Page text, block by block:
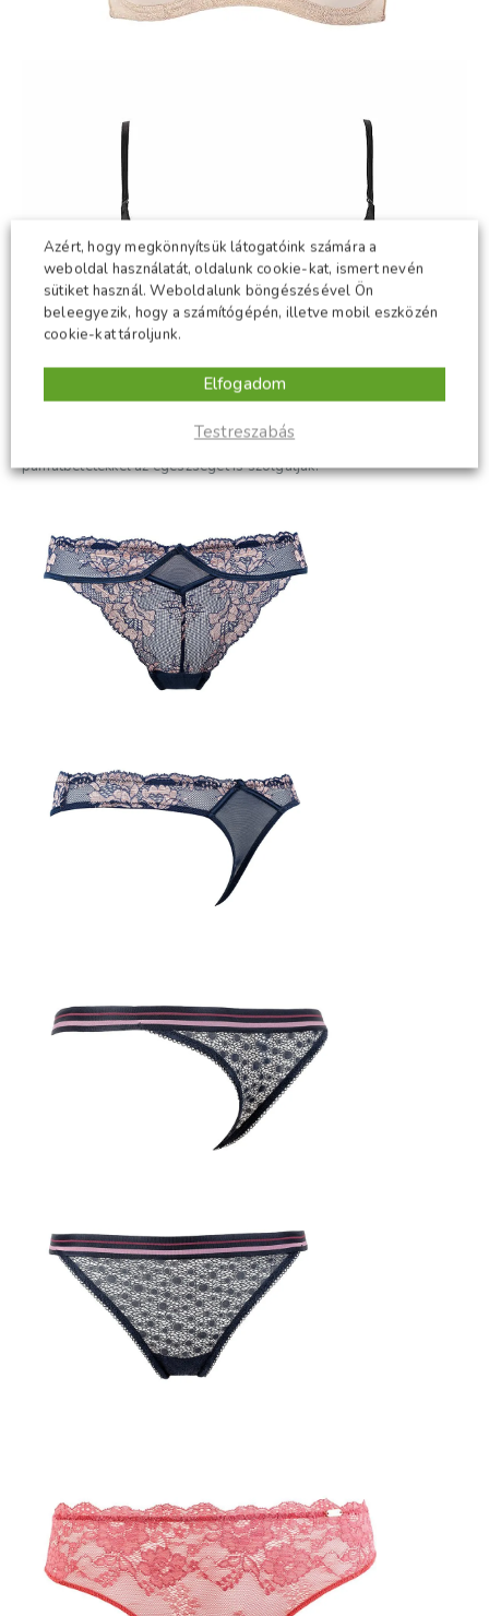
A melegre való tekintettel ilyenkor hasznosak lehetnek a lenge
csipkés darabok, amelyek a megfelelő helyen a szellőzést, de a
pamutbetétekkel az egészséget is szolgálják.
Azért, hogy megkönnyítsük látogatóink számára a
weboldal használatát, oldalunk cookie-kat, ismert nevén
sütiket használ. Weboldalunk böngészésével Ön
beleegyezik, hogy a számítógépén, illetve mobil eszközén
cookie-kat tároljunk.
Testreszabás
Elfogadom